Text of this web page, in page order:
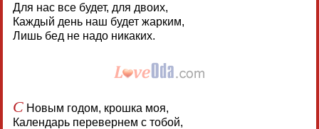
Для нас все будет, для двоих,
Каждый день наш будет жарким,
Лишь бед не надо никаких.
СНовым годом, крошка моя,
Календарь перевернем с тобой,